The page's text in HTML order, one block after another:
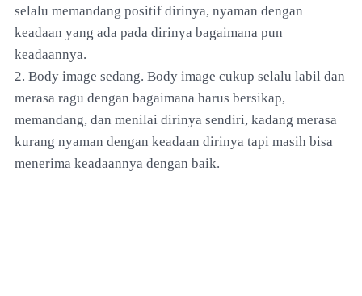
selalu memandang positif dirinya, nyaman dengan
keadaan yang ada pada dirinya bagaimana pun
keadaannya.
2. Body image sedang. Body image cukup selalu labil dan
merasa ragu dengan bagaimana harus bersikap,
memandang, dan menilai dirinya sendiri, kadang merasa
kurang nyaman dengan keadaan dirinya tapi masih bisa
menerima keadaannya dengan baik.